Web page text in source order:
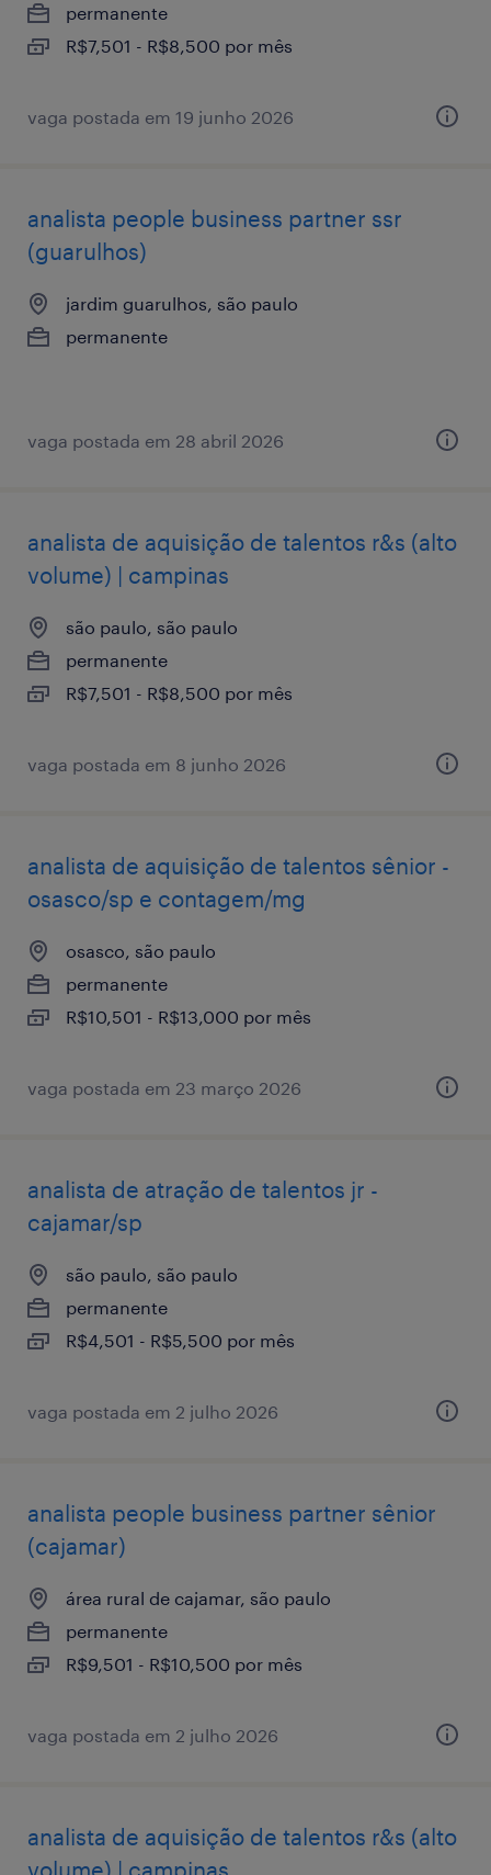
permanente
R$7,501 - R$8,500 por mês
vaga postada em 19 junho 2026
analista ​people ​business ​partner ssr
(guarulhos)
jardim guarulhos, são paulo
permanente
vaga postada em 28 abril 2026
analista de aquisição de talentos r&s (alto
volume) | campinas
são paulo, são paulo
permanente
R$7,501 - R$8,500 por mês
vaga postada em 8 junho 2026
analista de aquisição de talentos sênior -
osasco/sp e contagem/mg
osasco, são paulo
permanente
R$10,501 - R$13,000 por mês
vaga postada em 23 março 2026
analista de atração de talentos jr -
cajamar/sp
são paulo, são paulo
permanente
R$4,501 - R$5,500 por mês
vaga postada em 2 julho 2026
analista ​people ​business ​partner sênior
(cajamar)
área rural de cajamar, são paulo
permanente
R$9,501 - R$10,500 por mês
vaga postada em 2 julho 2026
analista de aquisição de talentos r&s (alto
volume) | campinas